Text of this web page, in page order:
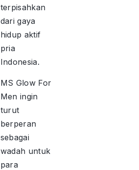
terpisahkan
dari gaya
hidup aktif
pria
Indonesia.
MS Glow For
Men ingin
turut
berperan
sebagai
wadah untuk
para